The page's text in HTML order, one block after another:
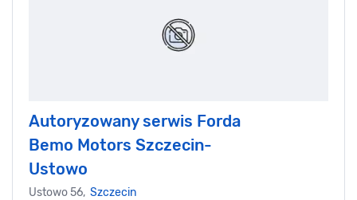
Autoryzowany serwis Forda
Bemo Motors Szczecin-
Ustowo
Ustowo 56, Szczecin